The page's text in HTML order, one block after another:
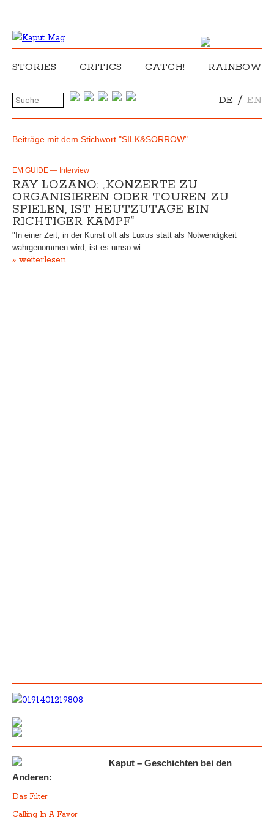
STORIES CRITICS CATCH! RAINBOW
DE / EN
Beiträge mit dem Stichwort "SILK&SORROW"
EM GUIDE — Interview
RAY LOZANO: „KONZERTE ZU
ORGANISIEREN ODER TOUREN ZU
SPIELEN, IST HEUTZUTAGE EIN
RICHTIGER KAMPF“
"In einer Zeit, in der Kunst oft als Luxus statt als Notwendigkeit
wahrgenommen wird, ist es umso wi…
» weiterlesen
Kaput – Geschichten bei den
Anderen:
Das Filter
Calling In A Favor